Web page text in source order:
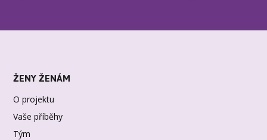
ŽENY ŽENÁM
O projektu
Vaše příběhy
Tým